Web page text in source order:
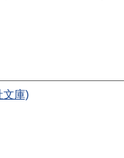
文庫)